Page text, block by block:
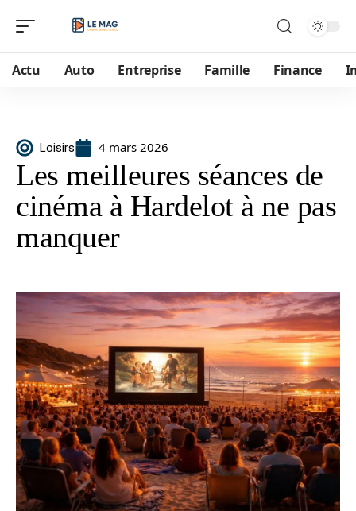
Actu Auto Entreprise Famille Finance
Loisirs 4 mars 2026
Les meilleures séances de
cinéma à Hardelot à ne pas
manquer